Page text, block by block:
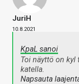
JuriH
10.8.2021
KpaL sanoi
Toi näyttö on kyl
katella.
Napsauta